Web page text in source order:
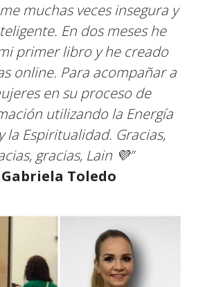
muchas veces insegura y
En dos meses he
primer libro y he creado
online. Para acompañar a
en su proceso de
utilizando la Energía
la Espiritualidad. Gracias,
gracias, Lain 💜”
Gabriela Toledo